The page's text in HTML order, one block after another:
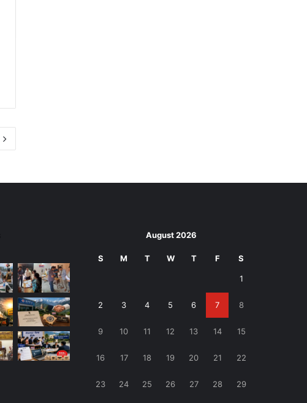
August 2026
S M T W T F S
1
2 3 4 5 6 7 8
9 10 11 12 13 14 15
16 17 18 19 20 21 22
23 24 25 26 27 28 29